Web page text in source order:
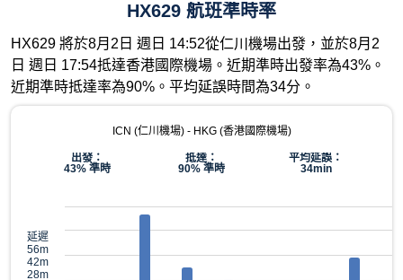
HX629 航班準時率
HX629 將於8月2日 週日 14:52從仁川機場出發，並於8月2
日 週日 17:54抵達香港國際機場。近期準時出發率為43%。
近期準時抵達率為90%。平均延誤時間為34分。
ICN (仁川機場) - HKG (香港國際機場)
出發：
43% 準時
抵達：
90% 準時
平均延誤：
34min
延遲
56m
42m
28m